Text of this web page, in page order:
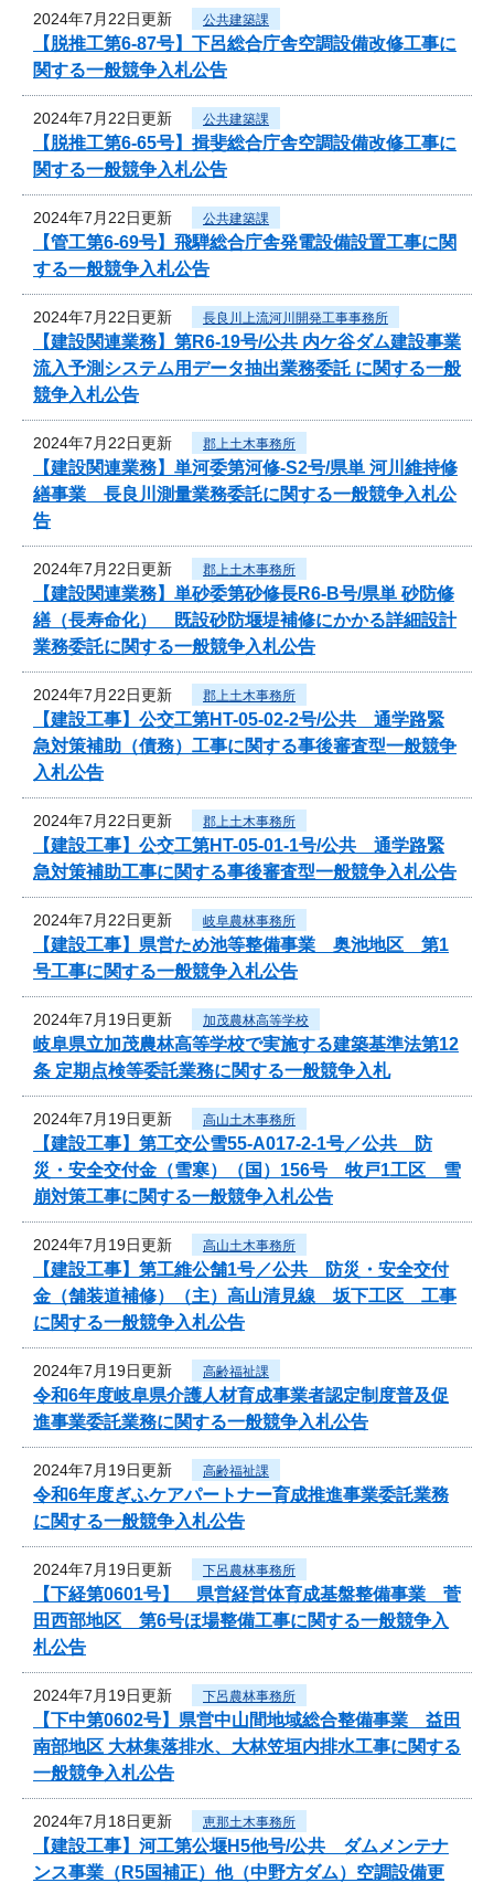
2024年7月22日更新 公共建築課
【脱推工第6-87号】下呂総合庁舎空調設備改修工事に
関する一般競争入札公告
2024年7月22日更新 公共建築課
【脱推工第6-65号】揖斐総合庁舎空調設備改修工事に
関する一般競争入札公告
2024年7月22日更新 公共建築課
【管工第6-69号】飛騨総合庁舎発電設備設置工事に関
する一般競争入札公告
2024年7月22日更新 長良川上流河川開発工事事務所
【建設関連業務】第R6-19号/公共 内ケ谷ダム建設事業
流入予測システム用データ抽出業務委託 に関する一般
競争入札公告
2024年7月22日更新 郡上土木事務所
【建設関連業務】単河委第河修-S2号/県単 河川維持修
繕事業 長良川測量業務委託に関する一般競争入札公
告
2024年7月22日更新 郡上土木事務所
【建設関連業務】単砂委第砂修長R6-B号/県単 砂防修
繕（長寿命化） 既設砂防堰堤補修にかかる詳細設計
業務委託に関する一般競争入札公告
2024年7月22日更新 郡上土木事務所
【建設工事】公交工第HT-05-02-2号/公共 通学路緊
急対策補助（債務）工事に関する事後審査型一般競争
入札公告
2024年7月22日更新 郡上土木事務所
【建設工事】公交工第HT-05-01-1号/公共 通学路緊
急対策補助工事に関する事後審査型一般競争入札公告
2024年7月22日更新 岐阜農林事務所
【建設工事】県営ため池等整備事業 奥池地区 第1
号工事に関する一般競争入札公告
2024年7月19日更新 加茂農林高等学校
岐阜県立加茂農林高等学校で実施する建築基準法第12
条 定期点検等委託業務に関する一般競争入札
2024年7月19日更新 高山土木事務所
【建設工事】第工交公雪55-A017-2-1号／公共 防
災・安全交付金（雪寒）（国）156号 牧戸1工区 雪
崩対策工事に関する一般競争入札公告
2024年7月19日更新 高山土木事務所
【建設工事】第工維公舗1号／公共 防災・安全交付
金（舗装道補修）（主）高山清見線 坂下工区 工事
に関する一般競争入札公告
2024年7月19日更新 高齢福祉課
令和6年度岐阜県介護人材育成事業者認定制度普及促
進事業委託業務に関する一般競争入札公告
2024年7月19日更新 高齢福祉課
令和6年度ぎふケアパートナー育成推進事業委託業務
に関する一般競争入札公告
2024年7月19日更新 下呂農林事務所
【下経第0601号】 県営経営体育成基盤整備事業 菅
田西部地区 第6号ほ場整備工事に関する一般競争入
札公告
2024年7月19日更新 下呂農林事務所
【下中第0602号】県営中山間地域総合整備事業 益田
南部地区 大林集落排水、大林笠垣内排水工事に関する
一般競争入札公告
2024年7月18日更新 恵那土木事務所
【建設工事】河工第公堰H5他号/公共 ダムメンテナ
ンス事業（R5国補正）他（中野方ダム）空調設備更